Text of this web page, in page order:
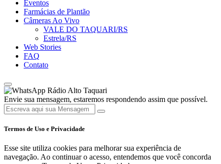
Eventos
Farmácias de Plantão
Câmeras Ao Vivo
VALE DO TAQUARI/RS
Estrela/RS
Web Stories
FAQ
Contato
Rádio Alto Taquari
Envie sua mensagem, estaremos respondendo assim que possível.
Termos de Uso e Privacidade
Esse site utiliza cookies para melhorar sua experiência de
navegação. Ao continuar o acesso, entendemos que você concorda